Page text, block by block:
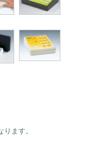
ます。